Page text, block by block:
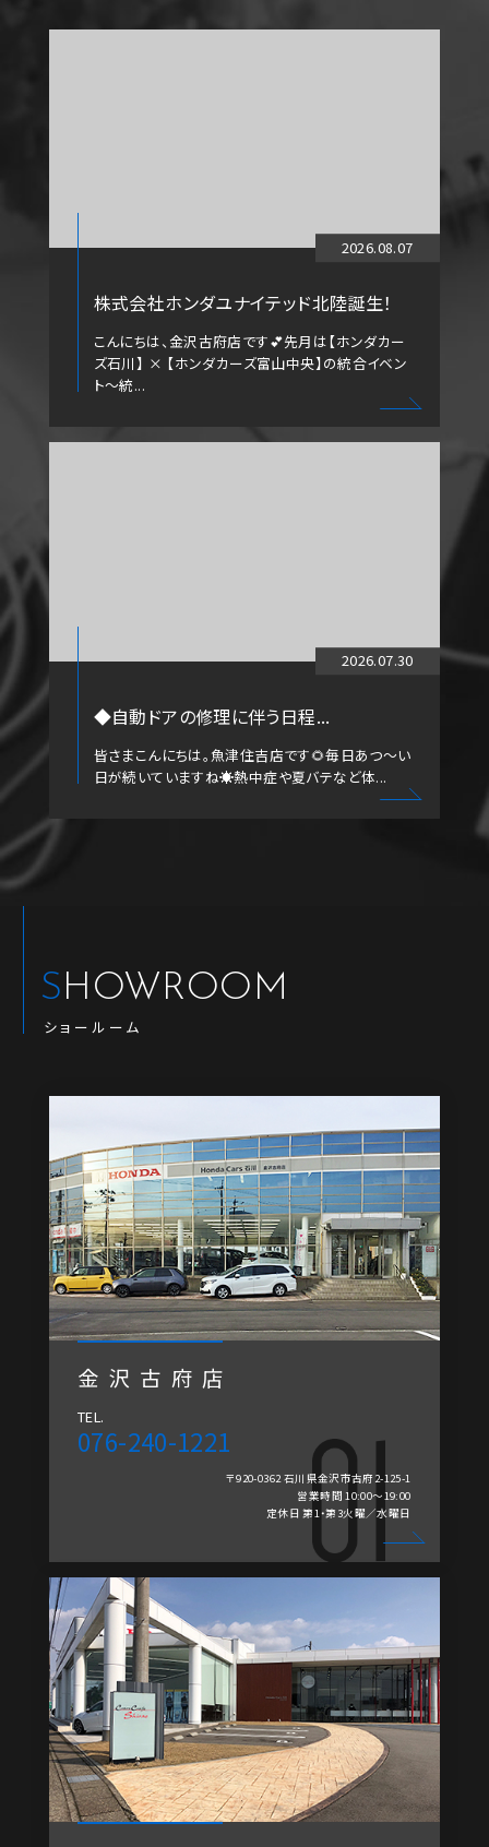
2026.08.07
株式会社ホンダユナイテッド北陸誕生！
こんにちは、金沢古府店です💕先月は【ホンダカー
ズ石川】 × 【ホンダカーズ富山中央】の統合イベン
ト～統...
2026.07.30
◆自動ドアの修理に伴う日程...
皆さまこんにちは。魚津住吉店です🌻毎日あつ～い
日が続いていますね☀️熱中症や夏バテなど体...
SHOWROOM
ショールーム
金沢古府店
TEL.
076-240-1221
〒920-0362 石川県金沢市古府2-125-1
営業時間 10:00～19:00
定休日 第1・第3火曜／水曜日